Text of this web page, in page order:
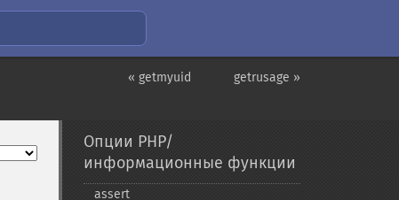
getrusage »
« getmyuid
Опции PHP/
информационные функции
assert